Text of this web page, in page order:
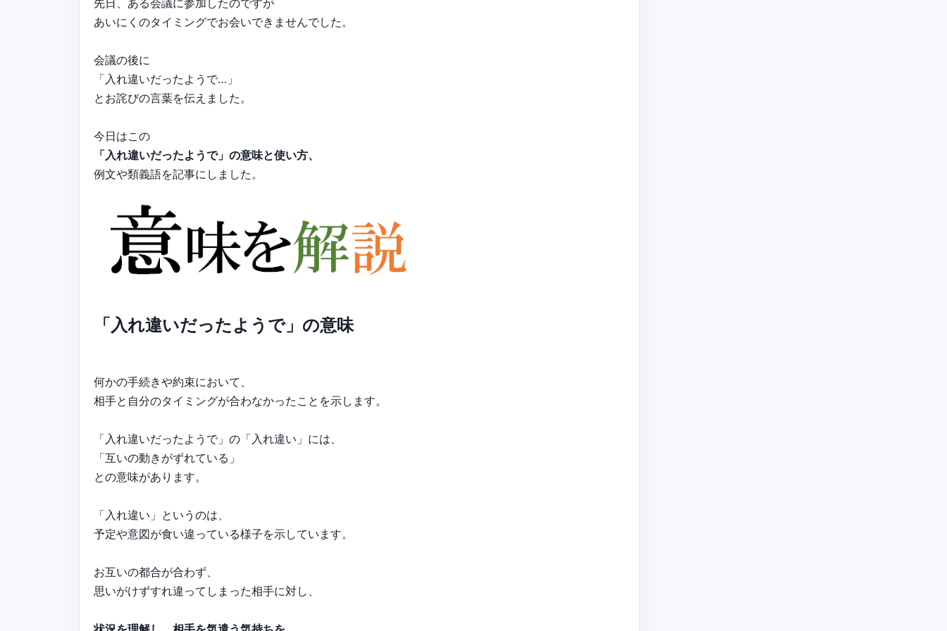
あいにくのタイミングでお会いできませんでした。
会議の後に
「入れ違いだったようで…」
とお詫びの言葉を伝えました。
今日はこの
「入れ違いだったようで」の意味と使い方、
例文や類義語を記事にしました。
「入れ違いだったようで」の意味
何かの手続きや約束において、
相手と自分のタイミングが合わなかったことを示します。
「入れ違いだったようで」の「入れ違い」には、
「互いの動きがずれている」
との意味があります。
「入れ違い」というのは、
予定や意図が食い違っている様子を示しています。
お互いの都合が合わず、
思いがけずすれ違ってしまった相手に対し、